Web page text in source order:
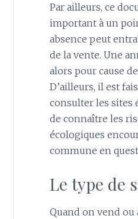
Par ailleurs, ce
important à un
absence peut
de la vente. Une
alors pour cause
D’ailleurs, il est
consulter les sites
de connaître les
écologiques
commune en
Le type de
Quand on vend ou